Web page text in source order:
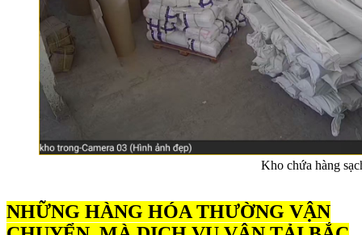
Kho chứa hàng
NHỮNG HÀNG HÓA THƯỜNG VẬN